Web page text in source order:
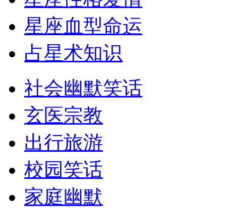
星座血型命运
占星术知识
社会幽默笑话
玄医宗教
出行旅游
校园笑话
家庭幽默